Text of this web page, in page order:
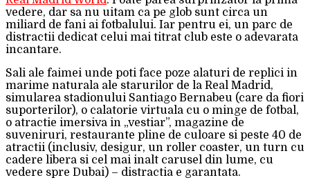
vedere, dar sa nu uitam ca pe glob sunt circa un
miliard de fani ai fotbalului. Iar pentru ei, un parc de
distractii dedicat celui mai titrat club este o adevarata
incantare.
Sali ale faimei unde poti face poze alaturi de replici in
marime naturala ale starurilor de la Real Madrid,
simularea stadionului Santiago Bernabeu (care da fiori
suporterilor), o calatorie virtuala cu o minge de fotbal,
o atractie imersiva in „vestiar”, magazine de
suveniruri, restaurante pline de culoare si peste 40 de
atractii (inclusiv, desigur, un roller coaster, un turn cu
cadere libera si cel mai inalt carusel din lume, cu
vedere spre Dubai) – distractia e garantata.